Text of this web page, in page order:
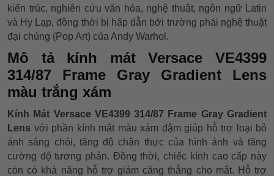
kiến trúc, nghiên cứu văn hóa, nghệ thuật, ngôn ngữ Latin
và Hy Lạp, đồng thời bị hấp dẫn bởi trường phái nghệ thuật
đại chúng (Pop Art) của Andy Warhol.
Mô tả kính mát Versace VE4399
314/87 Frame Gray Gradient Lens
màu trắng xám
Kính Mát Versace VE4399 314/87 Frame Gray Gradient
Lens với phần kính mắt màu xám đậm giúp hỗ trợ loại bỏ
ánh sáng chói, tăng độ chân thực của hình ảnh và tăng
cường độ tương phản. Đồng thời, chiếc kính cao cấp này
còn có khả năng hỗ trợ giảm căng thẳng cho mắt. Hỗ trợ